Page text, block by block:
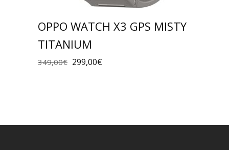
OPPO WATCH X3 GPS MISTY
TITANIUM
349,00€ 299,00€